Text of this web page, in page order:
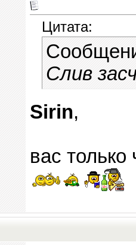
Цитата:
Слив
Sirin,
вас только